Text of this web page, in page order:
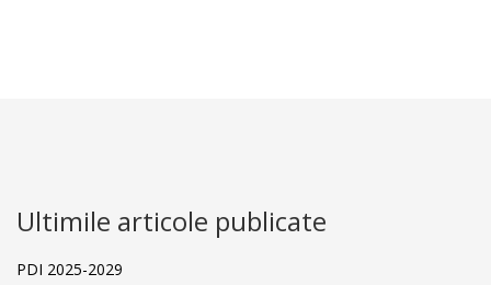
Ultimile articole publicate
PDI 2025-2029